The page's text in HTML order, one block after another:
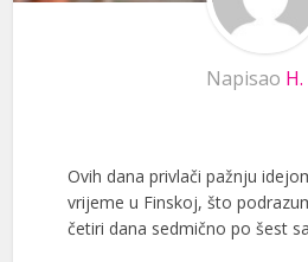
Napisao H.
Ovih dana privlači pažnju
vrijeme u Finskoj, što
četiri dana sedmično po šest